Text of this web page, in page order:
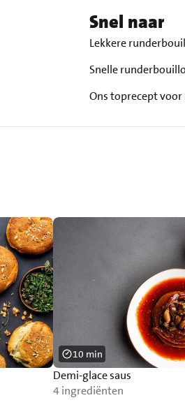
Snel naar
Lekkere
Snelle
Ons toprecept
Demi-glace saus
4 ingrediënten
10 min